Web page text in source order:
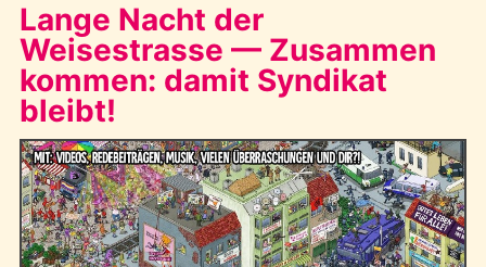
Lange Nacht der
Weisestrasse — Zusammen
kommen: damit Syndikat
bleibt!